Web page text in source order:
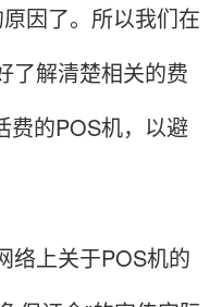
因了。所以我们在
了解清楚相关的费
费的POS机，以避
上关于POS机的